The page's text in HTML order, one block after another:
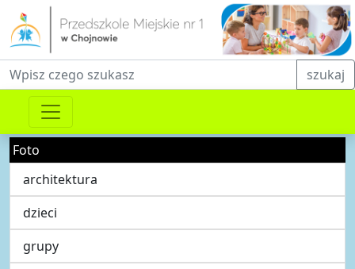
Fraza do wyszukiwania szukaj
Foto
architektura
dzieci
grupy